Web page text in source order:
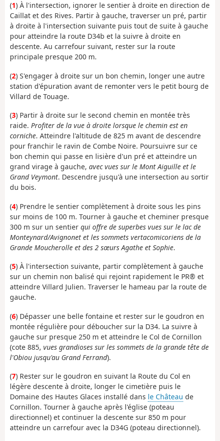
(1) À l'intersection, ignorer le sentier à droite en direction de
Caillat et des Rives. Partir à gauche, traverser un pré, partir
à droite à l'intersection suivante puis tout de suite à gauche
pour atteindre la route D34b et la suivre à droite en
descente. Au carrefour suivant, rester sur la route
principale presque 200 m.
(2) S'engager à droite sur un bon chemin, longer une autre
station d'épuration avant de remonter vers le petit bourg de
Villard de Touage.
(3) Partir à droite sur le second chemin en montée très
raide. Profiter de la vue à droite lorsque le chemin est en
corniche. Atteindre l'altitude de 825 m avant de descendre
pour franchir le ravin de Combe Noire. Poursuivre sur ce
bon chemin qui passe en lisière d'un pré et atteindre un
grand virage à gauche, avec vues sur le Mont Aiguille et le
Grand Veymont. Descendre jusqu'à une intersection au sortir
du bois.
(4) Prendre le sentier complètement à droite sous les pins
sur moins de 100 m. Tourner à gauche et cheminer presque
300 m sur un sentier qui offre de superbes vues sur le lac de
Monteynard/Avignonet et les sommets vertacomicoriens de la
Grande Moucherolle et des 2 sœurs Agathe et Sophie.
(5) À l'intersection suivante, partir complètement à gauche
sur un chemin non balisé qui rejoint rapidement le PR® et
atteindre Villard Julien. Traverser le hameau par la route de
gauche.
(6) Dépasser une belle fontaine et rester sur le goudron en
montée régulière pour déboucher sur la D34. La suivre à
gauche sur presque 250 m et atteindre le Col de Cornillon
(cote 885, vues grandioses sur les sommets de la grande tête de
l'Obiou jusqu'au Grand Ferrand).
(7) Rester sur le goudron en suivant la Route du Col en
légère descente à droite, longer le cimetière puis le
Domaine des Hautes Glaces installé dans le Château de
Cornillon. Tourner à gauche après l'église (poteau
directionnel) et continuer la descente sur 850 m pour
atteindre un carrefour avec la D34G (poteau directionnel).